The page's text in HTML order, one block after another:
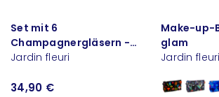
Set mit 6
Champagnergläsern -
Champ de fleurs
Jardin fleuri
34,90 €
Make-up-
glam
Jardin fleuri